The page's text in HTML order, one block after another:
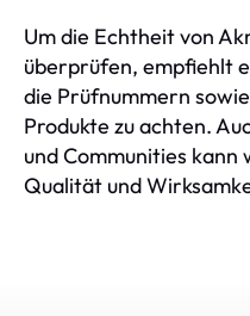
Um die Echtheit von
überprüfen, empfiehlt
die Prüfnummern
Produkte zu achten.
und Communities
Qualität und